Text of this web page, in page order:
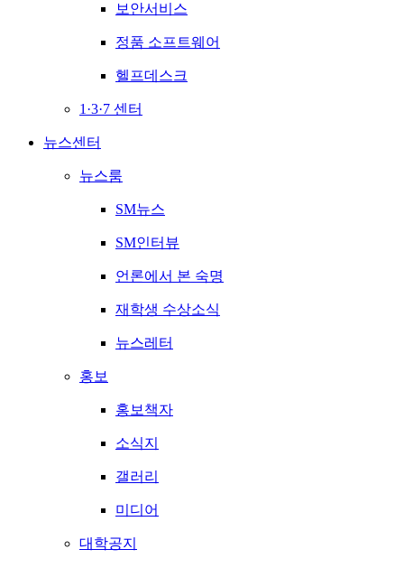
보안서비스
정품 소프트웨어
헬프데스크
1·3·7 센터
뉴스센터
뉴스룸
SM뉴스
SM인터뷰
언론에서 본 숙명
재학생 수상소식
뉴스레터
홍보
홍보책자
소식지
갤러리
미디어
대학공지